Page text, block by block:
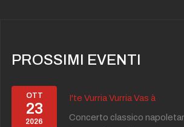
PROSSIMI EVENTI
OTT
23
2026
I'te Vurria Vurria Vas à
Concerto classico